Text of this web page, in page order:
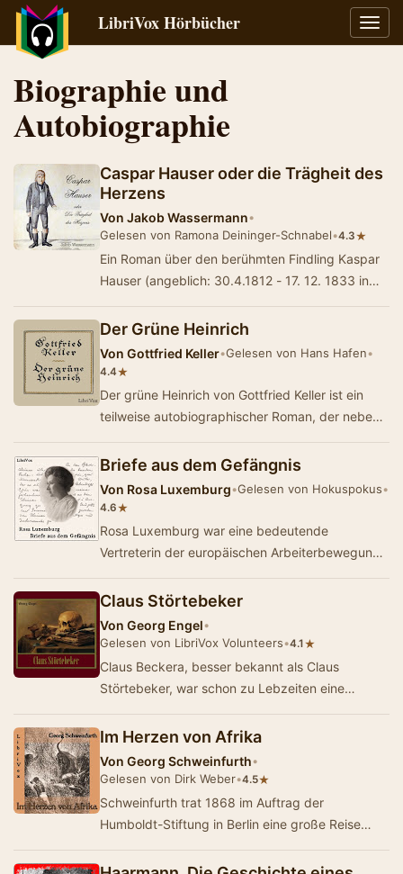
LibriVox Hörbücher
Biographie und
Autobiographie
Caspar Hauser oder die Trägheit des
Herzens
Von Jakob Wassermann•
Gelesen von Ramona Deininger-Schnabel•4.3★
Ein Roman über den berühmten Findling Kaspar
Hauser (angeblich: 30.4.1812 - 17. 12. 1833 in
Der Grüne Heinrich
Von Gottfried Keller•Gelesen von Hans Hafen•
4.4★
Der grüne Heinrich von Gottfried Keller ist ein
teilweise autobiographischer Roman, der neben
Briefe aus dem Gefängnis
Von Rosa Luxemburg•Gelesen von Hokuspokus•
4.6★
Rosa Luxemburg war eine bedeutende
Vertreterin der europäischen Arbeiterbewegung
geh&oum…
Claus Störtebeker
Von Georg Engel•
Gelesen von LibriVox Volunteers•4.1 ★
Claus Beckera, besser bekannt als Claus
Störtebeker, war schon zu Lebzeiten eine
Gödeke …
Im Herzen von Afrika
Von Georg Schweinfurth•
Gelesen von Dirk Weber•4.5★
Schweinfurth trat 1868 im Auftrag der
Humboldt-Stiftung in Berlin eine große Reise
nila…